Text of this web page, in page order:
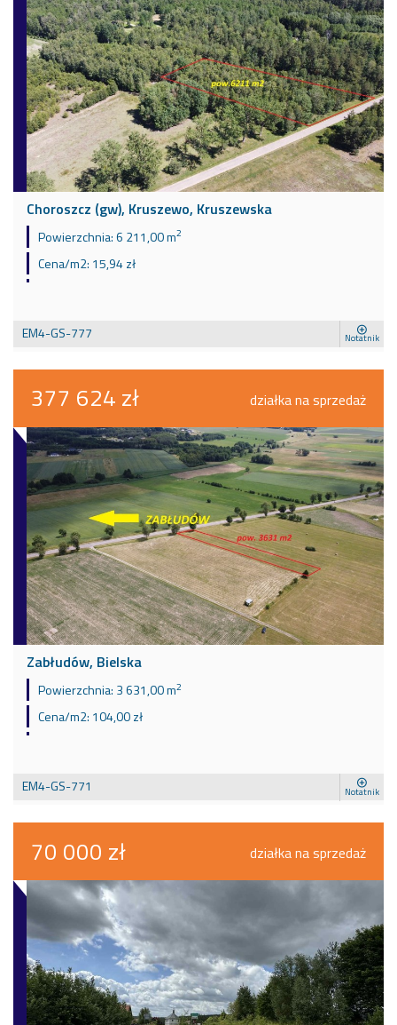
Choroszcz (gw), Kruszewo, Kruszewska
Powierzchnia:6 211,00 m2
Cena/m2: 15,94 zł
EM4-GS-777 Notatnik
377 624 zł działka na sprzedaż
Zabłudów, Bielska
Powierzchnia: 3 631,00 m2
Cena/m2: 104,00 zł
EM4-GS-771 Notatnik
70 000 zł działka na sprzedaż